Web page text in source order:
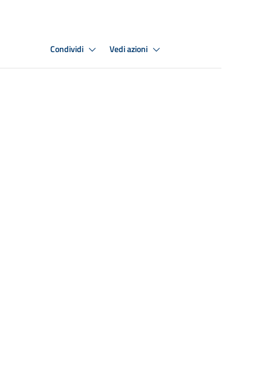
Condividi Vedi azioni